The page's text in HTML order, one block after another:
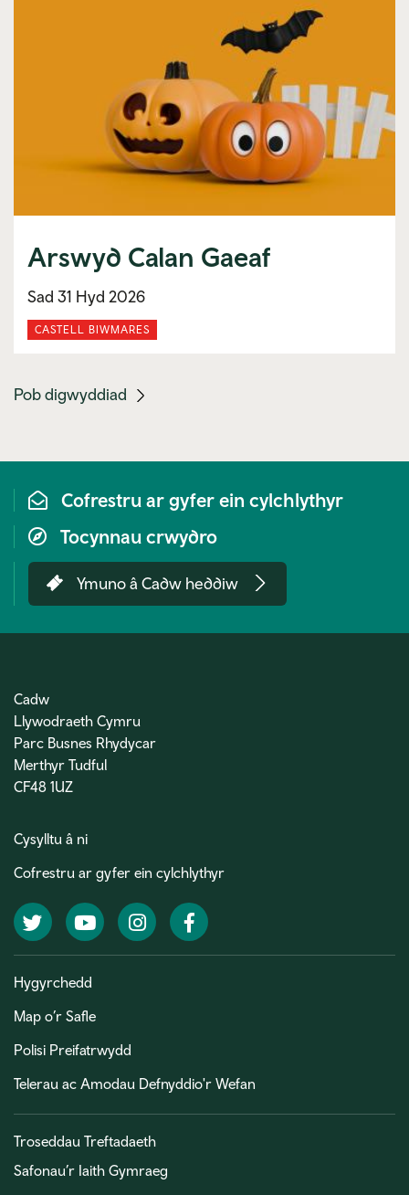
Arswyd Calan Gaeaf
Sad 31 Hyd 2026
CASTELL BIWMARES
Pob digwyddiad
Cofrestru ar gyfer ein cylchlythyr
Tocynnau crwydro
Ymuno â Cadw heddiw
Cadw
Llywodraeth Cymru
Parc Busnes Rhydycar
Merthyr Tudful
CF48 1UZ
Cysylltu â ni
Cofrestru ar gyfer ein cylchlythyr
TwitterYouTubeInstagramFacebook
Hygyrchedd
Map o’r Safle
Polisi Preifatrwydd
Telerau ac Amodau Defnyddio'r Wefan
Troseddau Treftadaeth
Safonau’r Iaith Gymraeg